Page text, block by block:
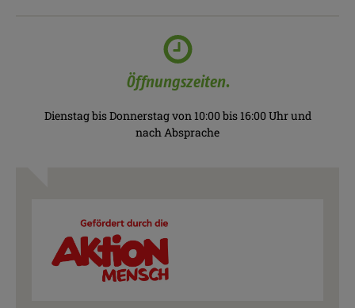
Öffnungszeiten.
Dienstag bis Donnerstag von 10:00 bis 16:00 Uhr und
nach Absprache